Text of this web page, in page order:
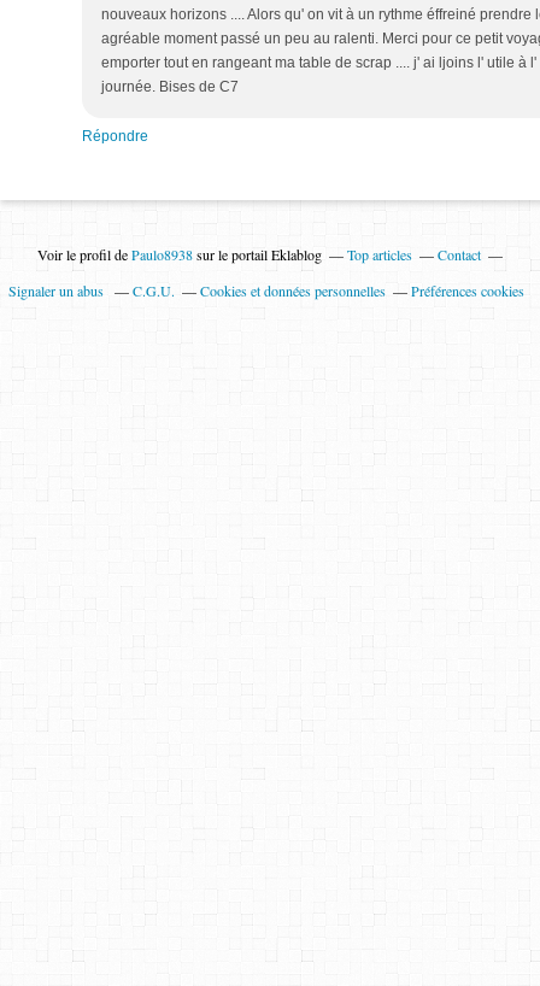
nouveaux horizons .... Alors qu' on vit à un rythme éffreiné prendre
agréable moment passé un peu au ralenti. Merci pour ce petit
emporter tout en rangeant ma table de scrap .... j' ai ljoins l' utile à
journée. Bises de C7
Répondre
Voir le profil dePaulo8938sur le portail Eklablog Top articles
Contact
Signaler un abus
C.G.U. Cookies et données personnelles Préférences cookies